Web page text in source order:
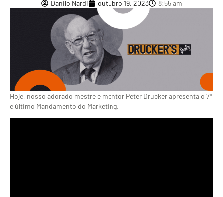
Danilo Nardi outubro 19, 2023 8:55 am
Hoje, nosso adorado mestre e mentor Peter Drucker apresenta o 7º
e último Mandamento do Marketing.